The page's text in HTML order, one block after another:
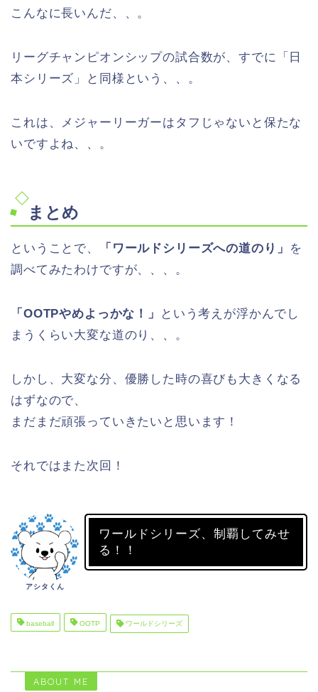
こんなに長いんだ、、。
リーグチャンピオンシップの試合数が、すでに「日
本シリーズ」と同様という、、。
これは、メジャーリーガーはタフじゃないと保たな
いですよね、、。
まとめ
ということで、 「ワールドシリーズへの道のり」
を
調べてみたわけですが、、、。
「OOTPやめよっかな！」
という考えが浮かんでし
まうくらい大変な道のり、、。
しかし、大変な分、優勝した時の喜びも大きくなる
はずなので、
まだまだ頑張っていきたいと思います！
それではまた次回！
アシタくん
ワールドシリーズ、制覇してみせ
る！！
baseball OOTP ワールドシリーズ
ABOUT ME